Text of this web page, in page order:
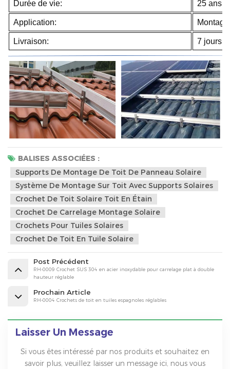
Durée de vie: 25 ans
Application:
Livraison: 7 jours
BALISES ASSOCIÉES :
Supports De Montage De Toit De Panneau Solaire
Système De Montage Sur Toit Avec Supports Solaires
Crochet De Toit Solaire Toit En Étain
Crochet De Carrelage Montage Solaire
Crochets Pour Tuiles Solaires
Crochet De Toit En Tuile Solaire
Post Précédent
RH-0009 Crochet SUS 304 en acier inoxydable pour carrelage plat à double
hauteur réglable
Prochain Article
RH-0004 Crochets de toit en tuiles espagnoles réglables
Laisser Un Message
Si vous êtes intéressé par nos produits et souhaitez en
savoir plus, veuillez laisser un message ici, nous vous